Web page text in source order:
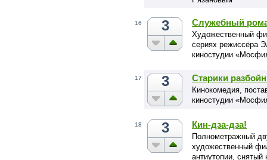
16 3 Служебный
Художественный
сериях режиссёра
киностудии
17 3 Старики
Кинокомедия,
киностудии
18 3 Кин-дза-дза!
Полнометражный
художественный
антиутопии,